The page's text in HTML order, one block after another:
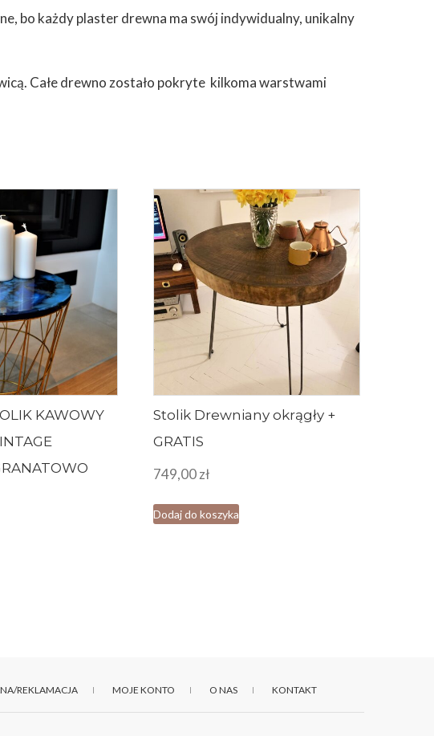
bo każdy plaster drewna ma swój indywidualny, unikalny
Całe drewno zostało pokryte kilkoma warstwami
KAWOWY
Stolik Drewniany okrągły +
GRATIS
749,00zł
Dodaj do koszyka
REKLAMACJA MOJE KONTO O NAS KONTAKT